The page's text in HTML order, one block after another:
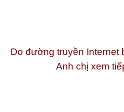
Do đường truyền Internet
Anh chị xem